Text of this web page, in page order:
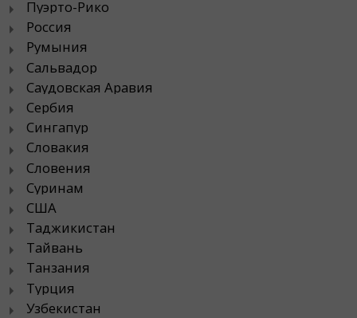
Пуэрто-Рико
Россия
Румыния
Сальвадор
Саудовская Аравия
Сербия
Сингапур
Словакия
Словения
Суринам
США
Таджикистан
Тайвань
Танзания
Турция
Узбекистан